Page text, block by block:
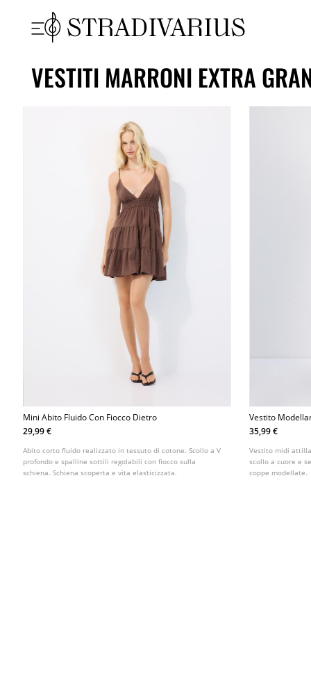
VESTITI MARRONI EXTRA
Mini Abito Fluido Con Fiocco Dietro
29,99 €
Abito corto fluido realizzato in tessuto di cotone. Scollo a V
profondo e spalline sottili regolabili con fiocco sulla
schiena. Schiena scoperta e vita elasticizzata.
Vestito
35,99 €
Vestito midi
scollo a cuore e
coppe modellate.